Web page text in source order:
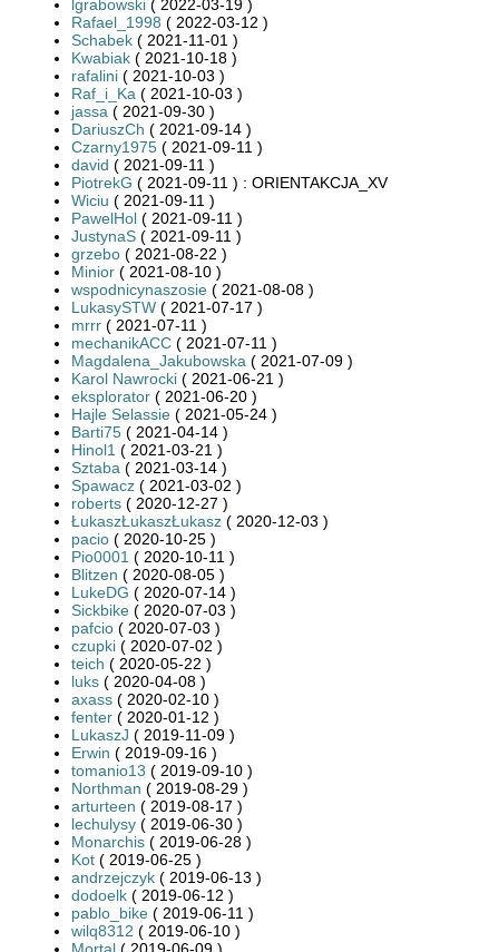
lgrabowski ( 2022-03-19 )
Rafael_1998 ( 2022-03-12 )
Schabek ( 2021-11-01 )
Kwabiak ( 2021-10-18 )
rafalini ( 2021-10-03 )
Raf_i_Ka ( 2021-10-03 )
jassa ( 2021-09-30 )
DariuszCh ( 2021-09-14 )
Czarny1975 ( 2021-09-11 )
david ( 2021-09-11 )
PiotrekG ( 2021-09-11 ) : ORIENTAKCJA_XV
Wiciu ( 2021-09-11 )
PawelHol ( 2021-09-11 )
JustynaS ( 2021-09-11 )
grzebo ( 2021-08-22 )
Minior ( 2021-08-10 )
wspodnicynaszosie ( 2021-08-08 )
LukasySTW ( 2021-07-17 )
mrrr ( 2021-07-11 )
mechanikACC ( 2021-07-11 )
Magdalena_Jakubowska ( 2021-07-09 )
Karol Nawrocki ( 2021-06-21 )
eksplorator ( 2021-06-20 )
Hajle Selassie ( 2021-05-24 )
Barti75 ( 2021-04-14 )
Hinol1 ( 2021-03-21 )
Sztaba ( 2021-03-14 )
Spawacz ( 2021-03-02 )
roberts ( 2020-12-27 )
ŁukaszŁukaszŁukasz ( 2020-12-03 )
pacio ( 2020-10-25 )
Pio0001 ( 2020-10-11 )
Blitzen ( 2020-08-05 )
LukeDG ( 2020-07-14 )
Sickbike ( 2020-07-03 )
pafcio ( 2020-07-03 )
czupki ( 2020-07-02 )
teich ( 2020-05-22 )
luks ( 2020-04-08 )
axass ( 2020-02-10 )
fenter ( 2020-01-12 )
LukaszJ ( 2019-11-09 )
Erwin ( 2019-09-16 )
tomanio13 ( 2019-09-10 )
Northman ( 2019-08-29 )
arturteen ( 2019-08-17 )
lechulysy ( 2019-06-30 )
Monarchis ( 2019-06-28 )
Kot ( 2019-06-25 )
andrzejczyk ( 2019-06-13 )
dodoelk ( 2019-06-12 )
pablo_bike ( 2019-06-11 )
wilq8312 ( 2019-06-10 )
Mortal ( 2019-06-09 )